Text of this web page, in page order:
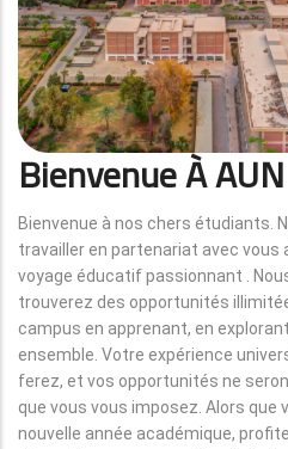
Bienvenue À AUN
Bienvenue à nos chers étudiants.
travailler en partenariat avec vous
voyage éducatif passionnant .
trouverez des opportunités
campus en apprenant, en
ensemble. Votre expérience
ferez, et vos opportunités ne
que vous vous imposez. Alors que
nouvelle année académique,